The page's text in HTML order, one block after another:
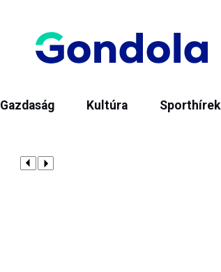
Gazdaság Kultúra Sporthírek